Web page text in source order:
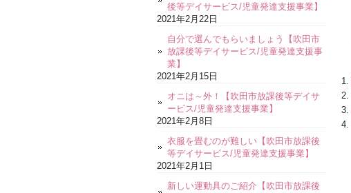
後等デイサービス/児童発達支援事業】
2021年2月22日
自分で選んでもらいましょう【吹田市
放課後等デイサービス/児童発達支援事
業】
2021年2月15日
オニは～外！【吹田市放課後等デイサ
ービス/児童発達支援事業】
2021年2月8日
衣服を畳むのが難しい【吹田市放課後
等デイサービス/児童発達支援事業】
2021年2月1日
新しい運動具のご紹介【吹田市放課後